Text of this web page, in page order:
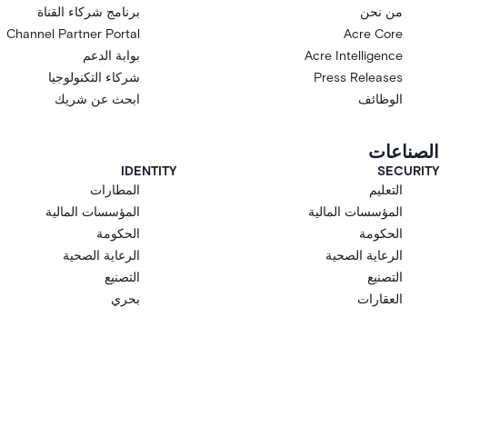
من نحن
Acre Core
Acre Intelligence
Press Releases
الوظائف
برنامج شركاء القناة
Channel Partner Portal
بوابة الدعم
شركاء التكنولوجيا
ابحث عن شريك
الصناعات
SECURITY
التعليم
المؤسسات المالية
الحكومة
الرعاية الصحية
التصنيع
العقارات
IDENTITY
المطارات
المؤسسات المالية
الحكومة
الرعاية الصحية
التصنيع
بحري